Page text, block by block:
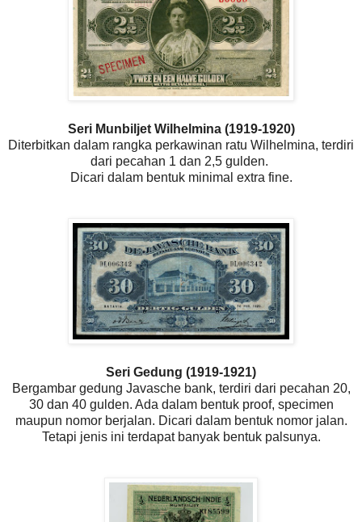
Seri Munbiljet Wilhelmina (1919-1920)
Diterbitkan dalam rangka perkawinan ratu Wilhelmina, terdiri
dari pecahan 1 dan 2,5 gulden.
Dicari dalam bentuk minimal extra fine.
Seri Gedung (1919-1921)
Bergambar gedung Javasche bank, terdiri dari pecahan 20,
30 dan 40 gulden. Ada dalam bentuk proof, specimen
maupun nomor berjalan. Dicari dalam bentuk nomor jalan.
Tetapi jenis ini terdapat banyak bentuk palsunya.